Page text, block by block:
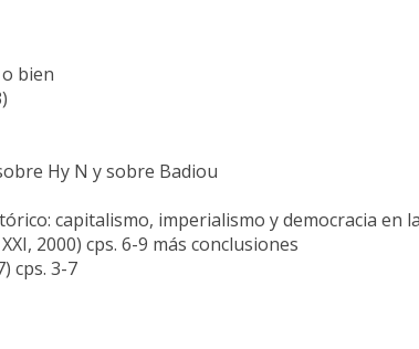
bien
Hy N y sobre Badiou
capitalismo, imperialismo y democracia en
2000) cps. 6-9 más conclusiones
cps. 3-7